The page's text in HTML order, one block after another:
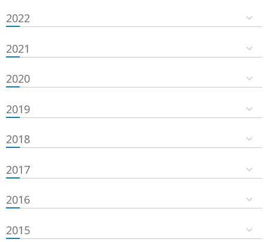
2022
2021
2020
2019
2018
2017
2016
2015